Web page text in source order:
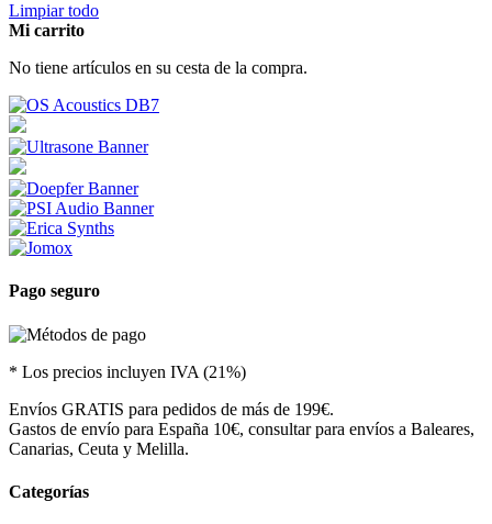
Limpiar todo
Mi carrito
No tiene artículos en su cesta de la compra.
Pago seguro
* Los precios incluyen IVA (21%)
Envíos GRATIS para pedidos de más de 199€.
Gastos de envío para España 10€, consultar para envíos a Baleares,
Canarias, Ceuta y Melilla.
Categorías